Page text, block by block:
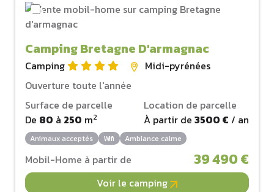
Camping Bretagne D'armagnac
Camping
Midi-pyrénées
Ouverture toute l'année
Surface de parcelle
De 80 à 250 m2
Location de parcelle
À partir de 3500 € / an
Animaux acceptés Wifi Ambiance calme
Mobil-Home à partir de 39 490 €
Voir le camping